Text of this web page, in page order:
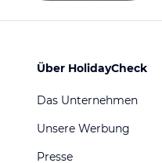
Über HolidayCheck
Das Unternehmen
Unsere Werbung
Presse